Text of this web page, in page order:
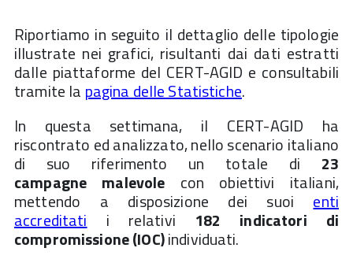
Riportiamo in seguito il dettaglio delle tipologie
illustrate nei grafici, risultanti dai dati estratti
dalle piattaforme del CERT-AGID e consultabili
tramite la pagina delle Statistiche.
In questa settimana, il CERT-AGID ha
riscontrato ed analizzato, nello scenario italiano
di suo riferimento un totale di 23
campagne malevole con obiettivi italiani,
mettendo a disposizione dei suoienti
accreditatii relativi 182 indicatori di
compromissione (IOC)individuati.